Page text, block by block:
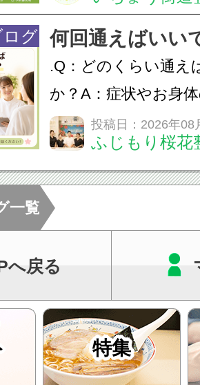
いちょう街道整骨院
も通常通り診療して
みの...
ログ 何回通えばいい
.Q：どのくらい通え
か？A：症状やお身
異なります。初回に
ご説明を行い、お一
った通院ペースをご
す。当院では回数券
て...
投稿日：2026年08
ふじもり桜花
一覧
へ戻る
特集